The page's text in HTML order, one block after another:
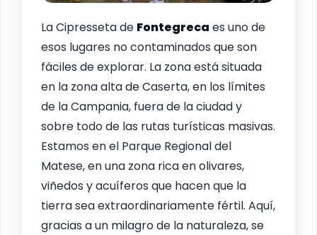
La Cipresseta de Fontegreca es uno de
esos lugares no contaminados que son
fáciles de explorar. La zona está situada
en la zona alta de Caserta, en los límites
de la Campania, fuera de la ciudad y
sobre todo de las rutas turísticas masivas.
Estamos en el Parque Regional del
Matese, en una zona rica en olivares,
viñedos y acuíferos que hacen que la
tierra sea extraordinariamente fértil. Aquí,
gracias a un milagro de la naturaleza, se